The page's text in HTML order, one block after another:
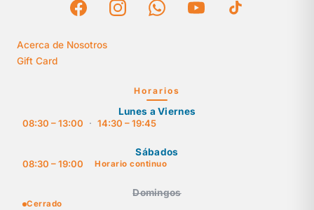
Acerca de Nosotros
Gift Card
Horarios
Lunes a Viernes
08:30 – 13:00
· 14:30 – 19:45
Sábados
08:30 – 19:00
Horario continuo
Domingos
Cerrado